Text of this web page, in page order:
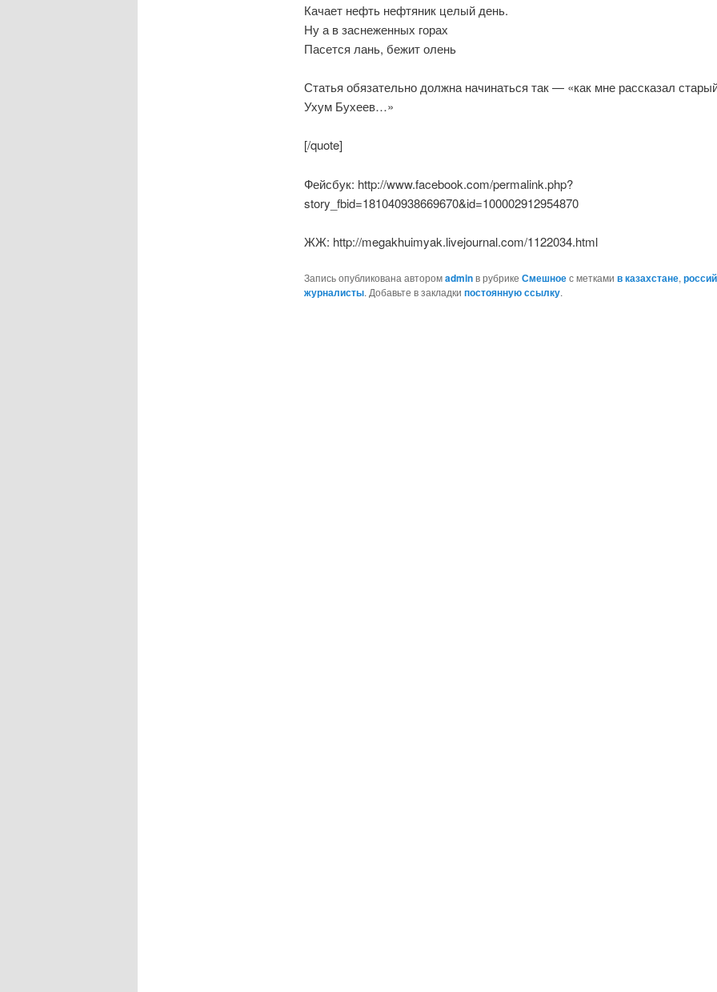
Качает нефть нефтяник целый день.
Ну а в заснеженных горах
Пасется лань, бежит олень
Статья обязательно должна начинаться так — «как мне рассказал
Ухум Бухеев…»
[/quote]
Фейсбук: http://www.facebook.com/permalink.php?
story_fbid=181040938669670&id=100002912954870
ЖЖ: http://megakhuimyak.livejournal.com/1122034.html
Запись опубликована авторомadminв рубрике Смешноес метками в казахстане,
журналисты. Добавьте в закладки постоянную ссылку.